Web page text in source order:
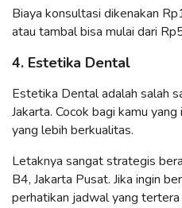
Biaya konsultasi dikenakan
atau tambal bisa mulai dari
4. Estetika Dental
Estetika Dental adalah salah
Jakarta. Cocok bagi kamu
yang lebih berkualitas.
Letaknya sangat strategis
B4, Jakarta Pusat. Jika ingin
perhatikan jadwal yang tertera